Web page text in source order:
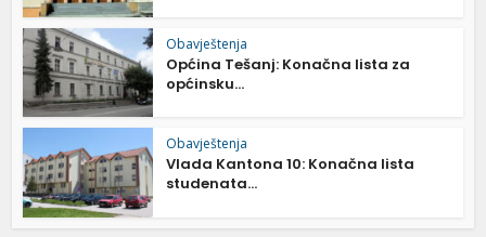
Obavještenja
Općina Tešanj: Konačna lista za
općinsku...
Obavještenja
Vlada Kantona 10: Konačna lista
studenata...